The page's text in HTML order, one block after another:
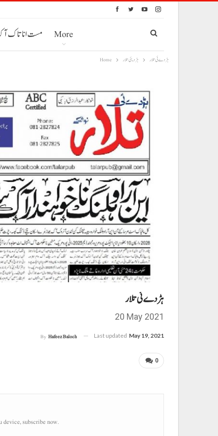
مست انا تاک More
Home ہڑدیئی تلار ہڑدے ئی تلار
ہڑدے ئی تلار
20 May 2021
By Hafeez Baloch Last updated May 19, 2021
0
subscribe now.